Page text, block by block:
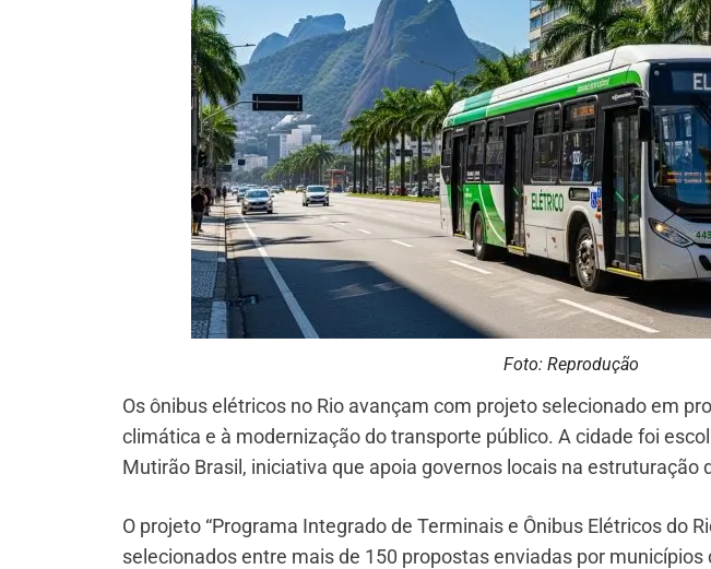
Foto: Reprodução
Os ônibus elétricos no Rio avançam com projeto selecionado em
climática e à modernização do transporte público. A cidade foi
Mutirão Brasil, iniciativa que apoia governos locais na estruturação
O projeto “Programa Integrado de Terminais e Ônibus Elétricos do
selecionados entre mais de 150 propostas enviadas por